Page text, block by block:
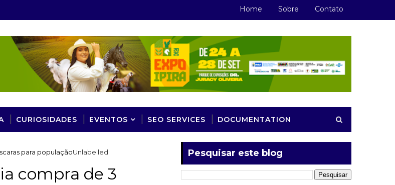
Home Sobre Contato
CURIOSIDADES EVENTOS SEO SERVICES DOCUMENTATION
Unlabelled
para população
compra de 3
Pesquisar este blog